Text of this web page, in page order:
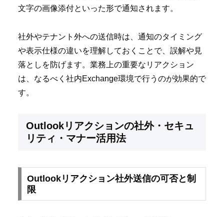
文字の画像添付といった形で通知されます。
社外やテナント外への送信時は、通知のタイミング
や表示仕様の違いを理解しておくことで、誤解や見
落としを防げます。業務上の重要なリアクション
は、なるべく社内Exchange環境で行うのが効果的で
す。
Outlookリアクションの社外・セキュ
リティ・マナー活用法
Outlookリアクション社外送信の可否と制
限